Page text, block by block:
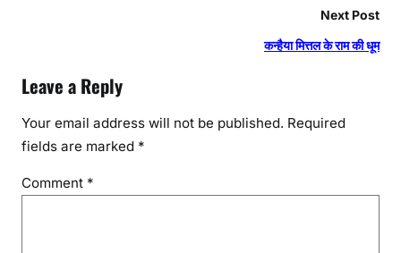
Next Post
कन्हैया मित्तल के राम की धूम
Leave a Reply
Your email address will not be published. Required
fields are marked *
Comment *